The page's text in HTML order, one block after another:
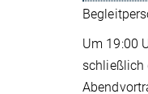
Um 19:00
schließlich